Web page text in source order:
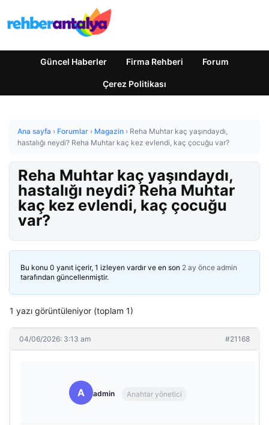
Güncel Haberler Firma Rehberi Forum
Çerez Politikası
Ana sayfa › Forumlar › Magazin › Reha Muhtar kaç yaşındaydı,
hastalığı neydi? Reha Muhtar kaç kez evlendi, kaç çocuğu var?
Reha Muhtar kaç yaşındaydı,
hastalığı neydi? Reha Muhtar
kaç kez evlendi, kaç çocuğu
var?
Bu konu 0 yanıt içerir, 1 izleyen vardır ve en son 2 ay önce admin
tarafından güncellenmiştir.
1 yazı görüntüleniyor (toplam 1)
04/06/2026: 3:13 am #21168
A admin Anahtar yönetici